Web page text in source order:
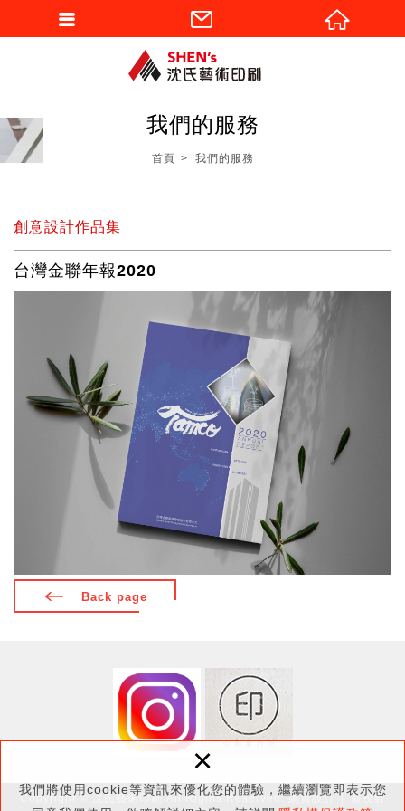
我們將使用cookie等資訊來優化您的體驗，繼續瀏覽即表示您
×
我們的服務
首頁 我們的服務
創意設計作品集
台灣金聯年報2020
Back page
Copyright © 沈氏藝術印刷 All Rights Reserved.網頁設計│ 新視野